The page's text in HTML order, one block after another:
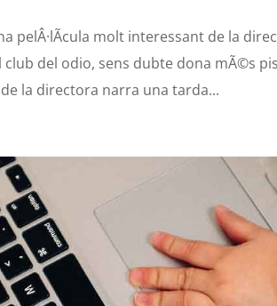
pelÂ·lÃ­cula molt interessant de la
club del odio, sens dubte dona mÃ©s
la directora narra una tarda...